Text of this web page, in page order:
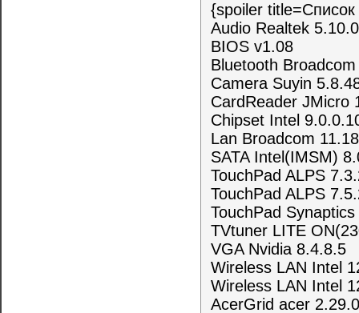
{spoiler
Audio Realtek
BIOS v1.08
Bluetooth
Camera Suyin
CardReader JMicro
Chipset Intel
Lan Broadcom
SATA Intel(IMSM)
TouchPad ALPS
TouchPad ALPS
TouchPad
TVtuner LITE
VGA Nvidia 8.4.8.5
Wireless LAN Intel
Wireless LAN Intel
AcerGrid acer